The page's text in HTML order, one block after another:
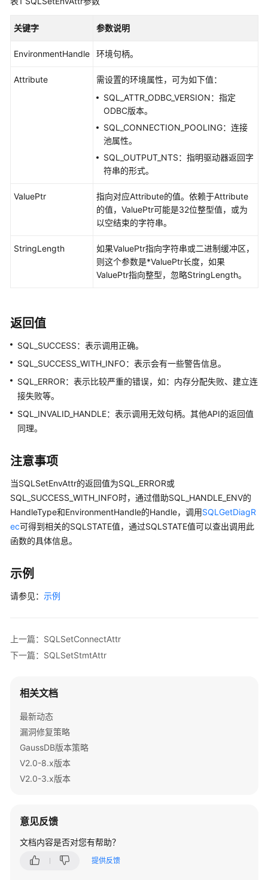
门
用
指
发
布
开
指
南
中
式
_V2.0-
开
发
指
南
（分
式
_V2.0-
发
（集
中
8.x）
数
据
库
系
数
据
安
关键字 参数说明
EnvironmentHandle 环境句柄。
Attribute
需设置的环境属性，可为如下值：
SQL_ATTR_ODBC_VERSION：指定
ODBC版本。
SQL_CONNECTION_POOLING：连接
池属性。
SQL_OUTPUT_NTS：指明驱动器返回字
符串的形式。
ValuePtr
指向对应Attribute的值。依赖于Attribute
的值，ValuePtr可能是32位整型值，或为
以空结束的字符串。
StringLength
如果ValuePtr指向字符串或二进制缓冲区，
则这个参数是*ValuePtr长度，如果
ValuePtr指向整型，忽略StringLength。
返回值
SQL_SUCCESS：表示调用正确。
SQL_SUCCESS_WITH_INFO：表示会有一些警告信息。
SQL_ERROR：表示比较严重的错误，如：内存分配失败、建立连
接失败等。
SQL_INVALID_HANDLE：表示调用无效句柄。其他API的返回值
同理。
注意事项
当SQLSetEnvAttr的返回值为SQL_ERROR或
SQL_SUCCESS_WITH_INFO时，通过借助SQL_HANDLE_ENV的
HandleType和EnvironmentHandle的Handle，调用SQLGetDiagR
ec可得到相关的SQLSTATE值，通过SQLSTATE值可以查出调用此
函数的具体信息。
示例
请参见： 示例
上一篇：SQLSetConnectAttr
下一篇：SQLSetStmtAttr
相关文档
最新动态
漏洞修复策略
GaussDB版本策略
V2.0-8.x版本
V2.0-3.x版本
意见反馈
文档内容是否对您有帮助？
提供反馈